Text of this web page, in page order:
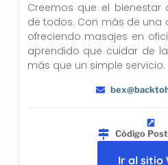
Creemos que el
de todos. Con más de una
ofreciendo masajes en
aprendido que cuidar de
más que un simple servicio.
Código
Ir al sitio